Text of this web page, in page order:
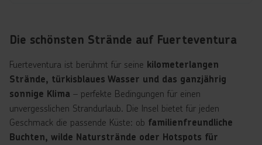
Die schönsten Strände auf Fuerteventura
Fuerteventura ist berühmt für seine kilometerlangen
Strände, türkisblaues Wasser und das ganzjährig
sonnige Klima – perfekte Bedingungen für einen
unvergesslichen Strandurlaub. Die Insel bietet für jeden
Geschmack die passende Küste: ob familienfreundliche
Buchten, wilde Naturstrände oder Hotspots für